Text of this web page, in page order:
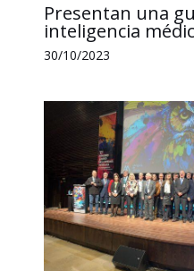
Presentan una
inteligencia
30/10/2023